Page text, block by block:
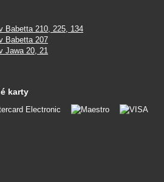
Babetta 210, 225, 134
Babetta 207
Jawa 20, 21
karty